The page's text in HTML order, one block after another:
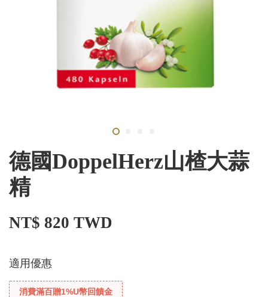
德國DoppelHerz山楂大蒜
精
NT$ 820 TWD
適用優惠
消費滿百贈1%U幣回饋金